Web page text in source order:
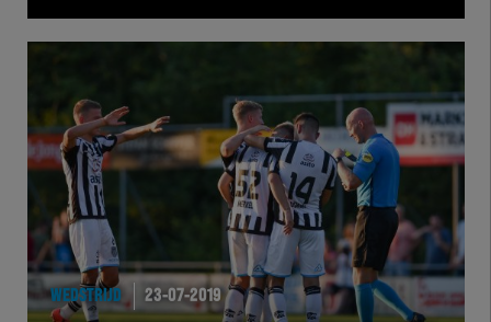
WEDSTRIJD 23-07-2019